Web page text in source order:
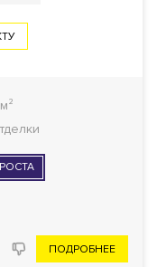
ПОДРОБНЕЕ